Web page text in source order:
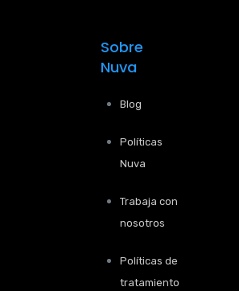
Sobre
Nuva
Blog
Políticas
Nuva
Trabaja con
nosotros
Políticas de
tratamiento